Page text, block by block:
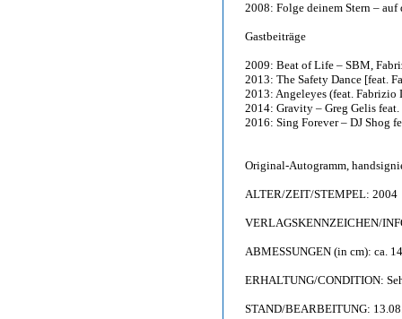
2008: Folge deinem Stern –
Gastbeiträge
2009: Beat of Life – SBM,
2013: The Safety Dance [feat.
2013: Angeleyes (feat.
2014: Gravity – Greg Gelis
2016: Sing Forever – DJ Shog
Original-Autogramm,
ALTER/ZEIT/STEMPEL: 2004
VERLAGSKENNZEICHEN/
ABMESSUNGEN (in cm): ca.
ERHALTUNG/CONDITION:
STAND/BEARBEITUNG: